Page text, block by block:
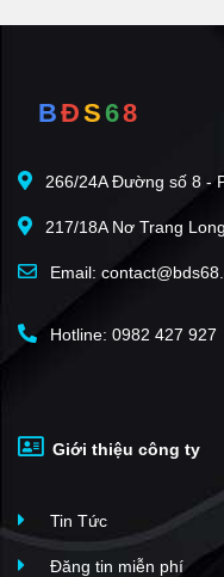
BĐS68
266/24A Đường số 8 -
217/18A Nơ Trang
Email:
Hotline: 0982 427 927
Giới thiệu công ty
Tin Tức
Đăng tin miễn phí